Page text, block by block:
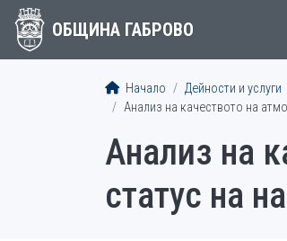
ОБЩИНА ГАБРОВО
Начало Дейности и услуги
Анализ на качеството на
Анализ на
статус на